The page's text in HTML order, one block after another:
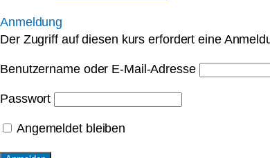
Anmeldung
Der Zugriff auf diesen kurs erfordert eine
Benutzername oder E-Mail-Adresse
Passwort
Angemeldet bleiben